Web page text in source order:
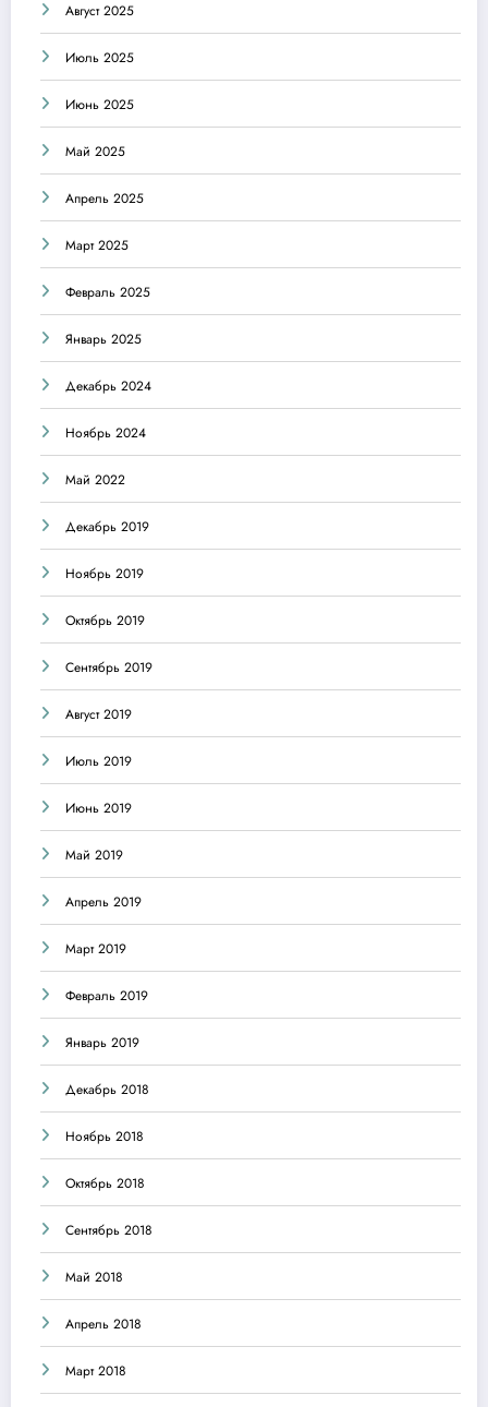
Август 2025
Июль 2025
Июнь 2025
Май 2025
Апрель 2025
Март 2025
Февраль 2025
Январь 2025
Декабрь 2024
Ноябрь 2024
Май 2022
Декабрь 2019
Ноябрь 2019
Октябрь 2019
Сентябрь 2019
Август 2019
Июль 2019
Июнь 2019
Май 2019
Апрель 2019
Март 2019
Февраль 2019
Январь 2019
Декабрь 2018
Ноябрь 2018
Октябрь 2018
Сентябрь 2018
Май 2018
Апрель 2018
Март 2018